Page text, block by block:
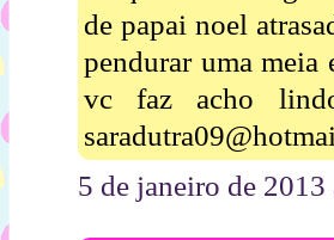
de papai noel
pendurar uma
vc faz acho
5 de janeiro de 2013